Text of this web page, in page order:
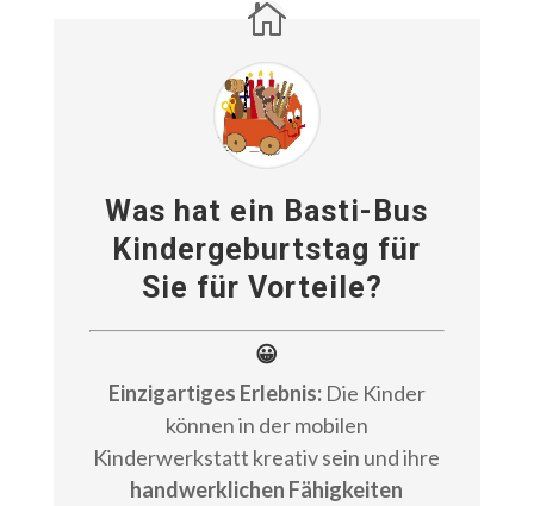
Was hat ein Basti-Bus
Kindergeburtstag für
Sie für Vorteile?
😀
Einzigartiges Erlebnis:Die Kinder
können in der mobilen
Kinderwerkstatt kreativ sein und ihre
handwerklichen Fähigkeiten